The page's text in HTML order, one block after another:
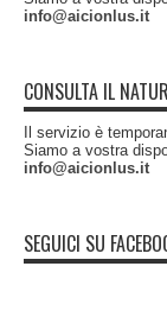
info@aicionlus.it
CONSULTA IL
Il servizio è
Siamo a vostra
info@aicionlus.it
SEGUICI SU